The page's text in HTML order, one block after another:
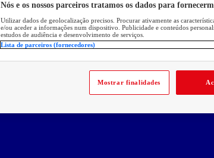
Nós e os nossos parceiros tratamos os dados para
Utilizar dados de geolocalização precisos. Procurar ativamente as
e/ou aceder a informações num dispositivo. Publicidade e conteúdos
estudos de audiência e desenvolvimento de serviços.
Lista de parceiros (fornecedores)
Mostrar finalidades